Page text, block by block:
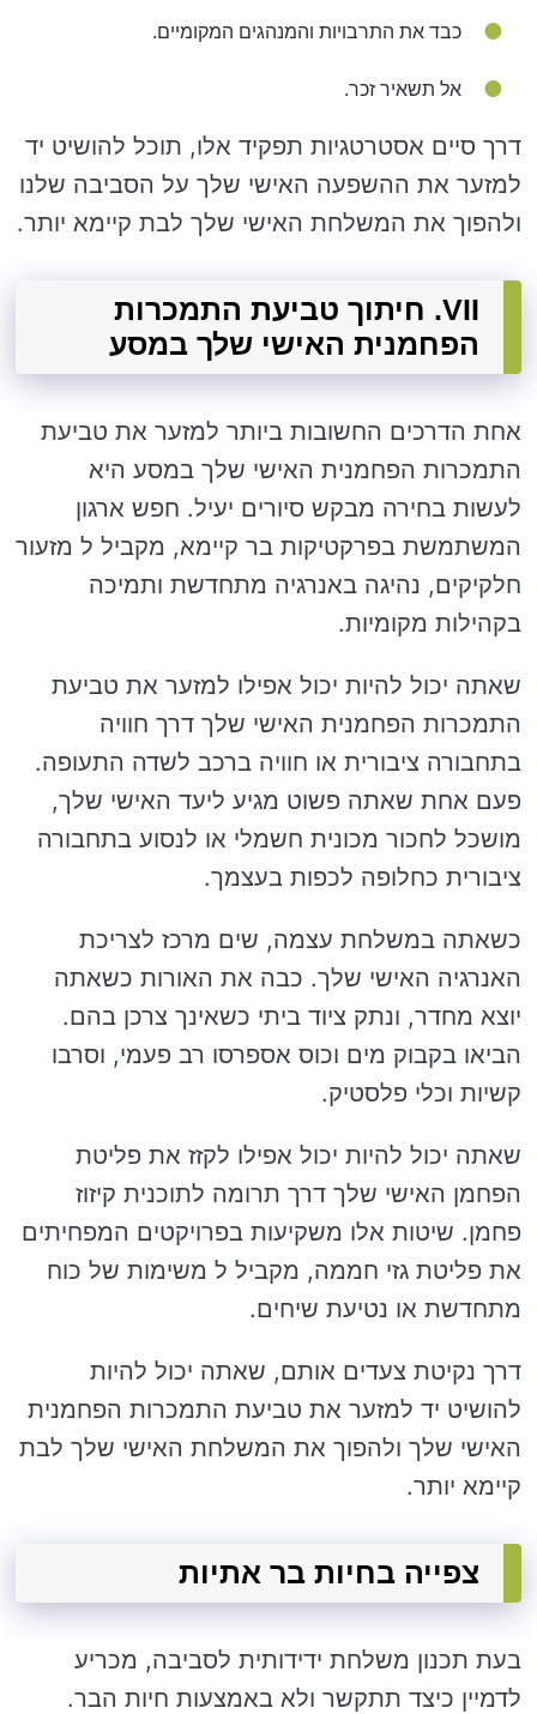
כבד את התרבויות והמנהגים המקומיים.
אל תשאיר זכר.
דרך סיים אסטרטגיות תפקיד אלו, תוכל להושיט יד
למזער את ההשפעה האישי שלך על הסביבה שלנו
ולהפוך את המשלחת האישי שלך לבת קיימא יותר.
VII. חיתוך טביעת התמכרות
הפחמנית האישי שלך במסע
אחת הדרכים החשובות ביותר למזער את טביעת
התמכרות הפחמנית האישי שלך במסע היא
לעשות בחירה מבקש סיורים יעיל. חפש ארגון
המשתמשת בפרקטיקות בר קיימא, מקביל ל מזעור
חלקיקים, נהיגה באנרגיה מתחדשת ותמיכה
בקהילות מקומיות.
שאתה יכול להיות יכול אפילו למזער את טביעת
התמכרות הפחמנית האישי שלך דרך חוויה
בתחבורה ציבורית או חוויה ברכב לשדה התעופה.
פעם אחת שאתה פשוט מגיע ליעד האישי שלך,
מושכל לחכור מכונית חשמלי או לנסוע בתחבורה
ציבורית כחלופה לכפות בעצמך.
כשאתה במשלחת עצמה, שים מרכז לצריכת
האנרגיה האישי שלך. כבה את האורות כשאתה
יוצא מחדר, ונתק ציוד ביתי כשאינך צרכן בהם.
הביאו בקבוק מים וכוס אספרסו רב פעמי, וסרבו
קשיות וכלי פלסטיק.
שאתה יכול להיות יכול אפילו לקזז את פליטת
הפחמן האישי שלך דרך תרומה לתוכנית קיזוז
פחמן. שיטות אלו משקיעות בפרויקטים המפחיתים
את פליטת גזי חממה, מקביל ל משימות של כוח
מתחדשת או נטיעת שיחים.
דרך נקיטת צעדים אותם, שאתה יכול להיות
להושיט יד למזער את טביעת התמכרות הפחמנית
האישי שלך ולהפוך את המשלחת האישי שלך לבת
קיימא יותר.
צפייה בחיות בר אתיות
בעת תכנון משלחת ידידותית לסביבה, מכריע
לדמיין כיצד תתקשר ולא באמצעות חיות הבר.